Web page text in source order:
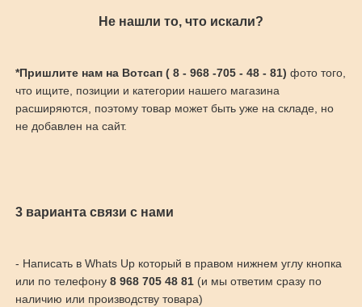
Не нашли то, что искали?
*Пришлите нам на Вотсап ( 8 - 968 -705 - 48 - 81) фото того,
что ищите, позиции и категории нашего магазина
расширяются, поэтому товар может быть уже на складе, но
не добавлен на сайт.
3 варианта связи с нами
- Написать в Whats Up который в правом нижнем углу кнопка
или по телефону 8 968 705 48 81(и мы ответим сразу по
наличию или производству товара)